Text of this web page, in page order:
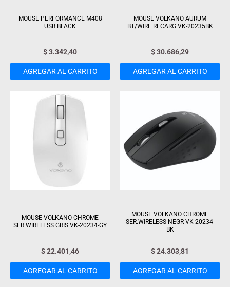
MOUSE PERFORMANCE M408
USB BLACK
$3.342,40
AGREGAR AL CARRITO
MOUSE VOLKANO AURUM
BT/WIRE RECARG VK-20235BK
$30.686,29
AGREGAR AL CARRITO
MOUSE VOLKANO CHROME
SER.WIRELESS GRIS VK-20234-GY
$22.401,46
AGREGAR AL CARRITO
MOUSE VOLKANO CHROME
SER.WIRELESS NEGR VK-20234-
BK
$24.303,81
AGREGAR AL CARRITO